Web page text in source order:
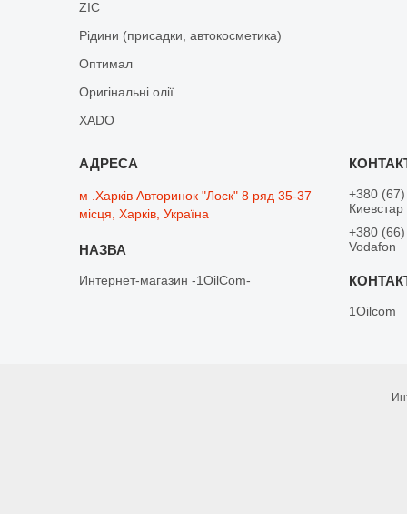
ZIC
Рідини (присадки, автокосметика)
Оптимал
Оригінальні олії
XADO
м .Харків Авторинок "Лоск" 8 ряд 35-37
місця, Харків, Україна
Интернет-магазин -1OilCom-
+380
Киевстар
+380
Vodafon
1Oilcom